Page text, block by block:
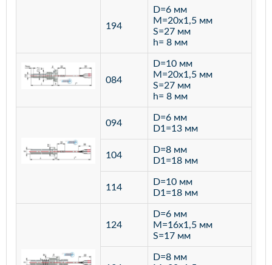
194
D=6 мм
M=20х1,5 мм
S=27 мм
h= 8 мм
084
D=10 мм
M=20х1,5 мм
S=27 мм
h= 8 мм
094
D=6 мм
D1=13 мм
104
D=8 мм
D1=18 мм
114
D=10 мм
D1=18 мм
124
D=6 мм
M=16х1,5 мм
S=17 мм
D=8 мм